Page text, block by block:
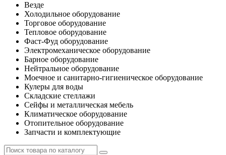
Везде
Холодильное оборудование
Торговое оборудование
Тепловое оборудование
Фаст-Фуд оборудование
Электромеханическое оборудование
Барное оборудование
Нейтральное оборудование
Моечное и санитарно-гигиеническое оборудование
Кулеры для воды
Складские стеллажи
Сейфы и металлическая мебель
Климатическое оборудование
Отопительное оборудование
Запчасти и комплектующие